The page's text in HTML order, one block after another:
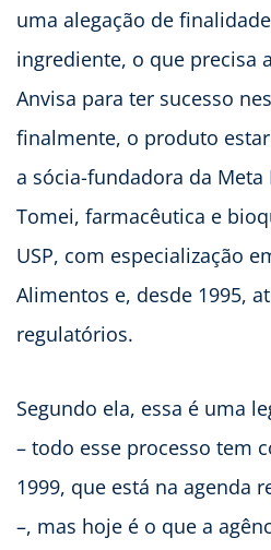
uma alegação de
ingrediente, o que precisa
Anvisa para ter sucesso
finalmente, o produto
a sócia-fundadora da Meta
Tomei, farmacêutica e
USP, com especialização
Alimentos e, desde 1995,
regulatórios.
Segundo ela, essa é uma
– todo esse processo tem
1999, que está na agenda
–, mas hoje é o que a